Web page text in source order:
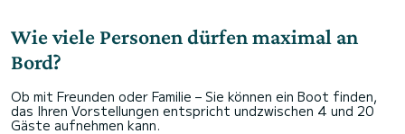
Wie viele Personen dürfen maximal an
Bord?
Ob mit Freunden oder Familie – Sie können ein Boot finden,
das Ihren Vorstellungen entspricht undzwischen 4 und 20
Gäste aufnehmen kann.